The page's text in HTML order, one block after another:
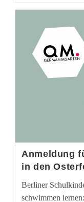
Anmeldung
in den
Berliner
schwimmen